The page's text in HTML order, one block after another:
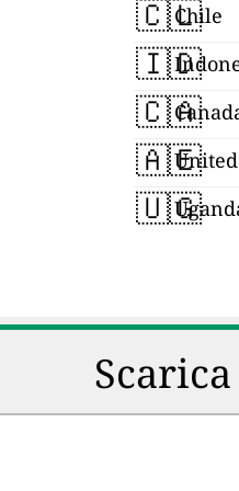
🇨🇱
Chile
🇮🇩
🇨🇦
🇦🇪
🇺🇬